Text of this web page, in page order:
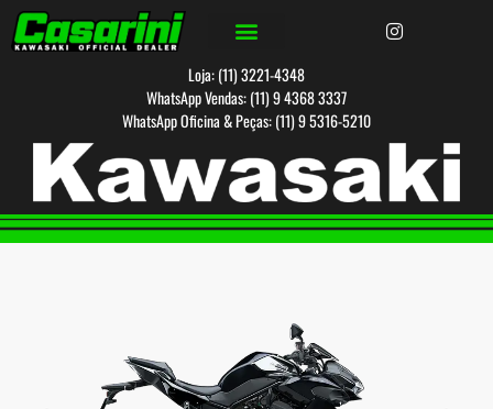
Loja: (11) 3221-4348
WhatsApp Vendas: (11) 9 4368 3337
WhatsApp Oficina & Peças: (11) 9 5316-5210